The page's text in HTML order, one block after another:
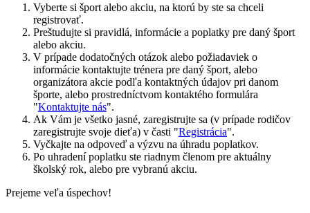
Vyberte si šport alebo akciu, na ktorú by ste sa chceli
registrovať.
Preštudujte si pravidlá, informácie a poplatky pre daný šport
alebo akciu.
V prípade dodatočných otázok alebo požiadaviek o
informácie kontaktujte trénera pre daný šport, alebo
organizátora akcie podľa kontaktných údajov pri danom
športe, alebo prostredníctvom kontaktého formulára
"Kontaktujte nás".
Ak Vám je všetko jasné, zaregistrujte sa (v prípade rodičov
zaregistrujte svoje dieťa) v časti "Registrácia".
Vyčkajte na odpoveď a výzvu na úhradu poplatkov.
Po uhradení poplatku ste riadnym členom pre aktuálny
školský rok, alebo pre vybranú akciu.
Prejeme veľa úspechov!